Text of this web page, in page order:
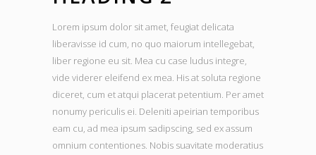
Lorem ipsum dolor sit amet, feugiat delicata
liberavisse id cum, no quo maiorum intellegebat,
liber regione eu sit. Mea cu case ludus integre,
vide viderer eleifend ex mea. His at soluta regione
diceret, cum et atqui placerat petentium. Per amet
nonumy periculis ei. Deleniti apeirian temporibus
eam cu, ad mea ipsum sadipscing, sed ex assum
omnium contentiones. Nobis suavitate moderatius